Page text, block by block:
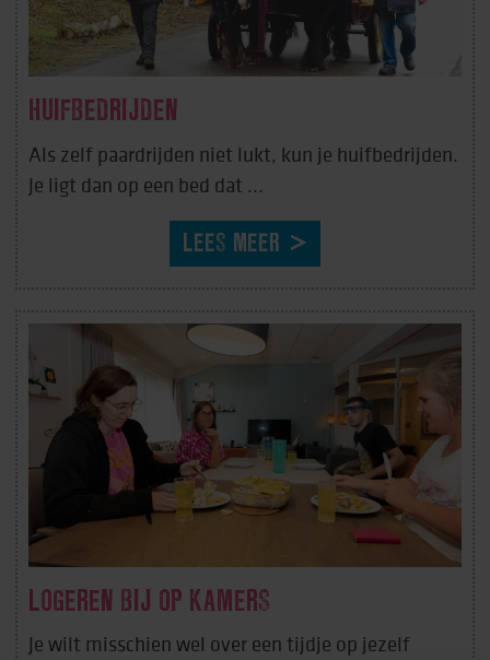
HUIFBEDRIJDEN
Als zelf paardrijden niet lukt, kun je huifbedrijden.
Je ligt dan op een bed dat ...
LEES MEER
LOGEREN BIJ OP KAMERS
Je wilt misschien wel over een tijdje op jezelf